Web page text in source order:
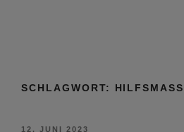
SCHLAGWORT:
VERÖFFENTLICHT
12. JUNI 2023